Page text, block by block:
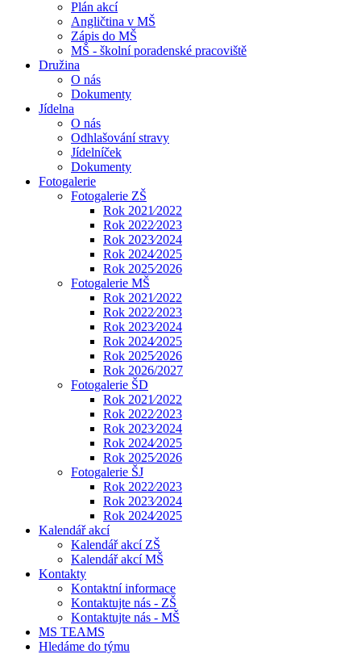
Plán akcí
Angličtina v MŠ
Zápis do MŠ
MŠ - školní poradenské pracoviště
Družina
O nás
Dokumenty
Jídelna
O nás
Odhlašování stravy
Jídelníček
Dokumenty
Fotogalerie
Fotogalerie ZŠ
Rok 2021⁄2022
Rok 2022⁄2023
Rok 2023⁄2024
Rok 2024⁄2025
Rok 2025⁄2026
Fotogalerie MŠ
Rok 2021⁄2022
Rok 2022⁄2023
Rok 2023⁄2024
Rok 2024⁄2025
Rok 2025⁄2026
Rok 2026/2027
Fotogalerie ŠD
Rok 2021⁄2022
Rok 2022⁄2023
Rok 2023⁄2024
Rok 2024⁄2025
Rok 2025⁄2026
Fotogalerie ŠJ
Rok 2022⁄2023
Rok 2023⁄2024
Rok 2024⁄2025
Kalendář akcí
Kalendář akcí ZŠ
Kalendář akcí MŠ
Kontakty
Kontaktní informace
Kontaktujte nás - ZŠ
Kontaktujte nás - MŠ
MS TEAMS
Hledáme do týmu